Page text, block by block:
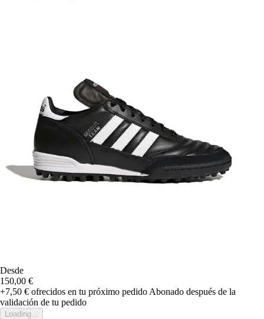
Desde
150,00 €
+7,50 € ofrecidos en tu próximo pedido Abonado después de la
validación de tu pedido
Loading...